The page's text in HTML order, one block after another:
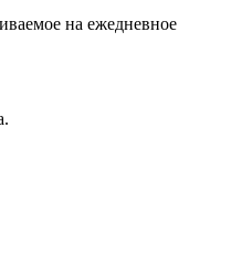
на ежедневное